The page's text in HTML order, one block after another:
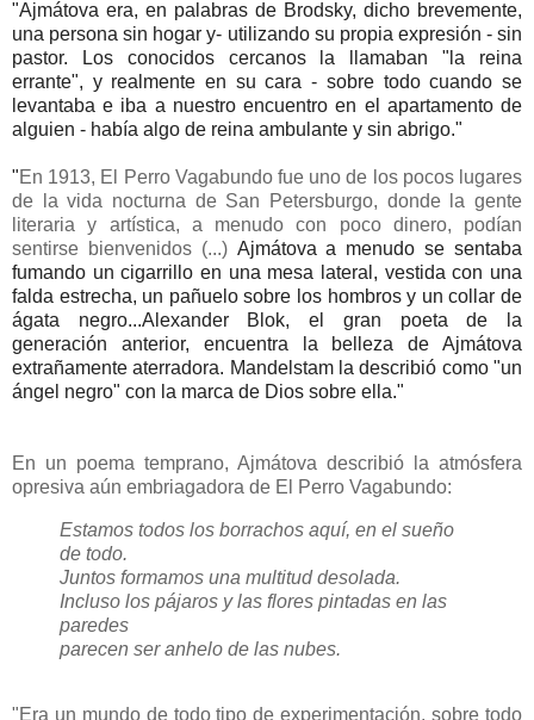
"Ajmátova era, en palabras de Brodsky, dicho brevemente,
una persona sin hogar y- utilizando su propia expresión - sin
pastor. Los conocidos cercanos la llamaban "la reina
errante", y realmente en su cara - sobre todo cuando se
levantaba e iba a nuestro encuentro en el apartamento de
alguien - había algo de reina ambulante y sin abrigo."
"En 1913, El Perro Vagabundo fue uno de los pocos lugares
de la vida nocturna de San Petersburgo, donde la gente
literaria y artística, a menudo con poco dinero, podían
sentirse bienvenidos (...) Ajmátova a menudo se sentaba
fumando un cigarrillo en una mesa lateral, vestida con una
falda estrecha, un pañuelo sobre los hombros y un collar de
ágata negro...Alexander Blok, el gran poeta de la
generación anterior, encuentra la belleza de Ajmátova
extrañamente aterradora. Mandelstam la describió como "un
ángel negro" con la marca de Dios sobre ella."
En un poema temprano, Ajmátova describió la atmósfera
opresiva aún embriagadora de El Perro Vagabundo:
Estamos todos los borrachos aquí, en el sueño
de todo.
Juntos formamos una multitud desolada.
Incluso los pájaros y las flores pintadas en las
paredes
parecen ser anhelo de las nubes.
"Era un mundo de todo tipo de experimentación, sobre todo